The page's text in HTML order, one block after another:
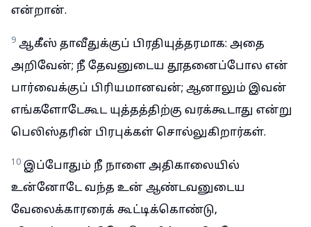
என்றான்.
9 ஆகீஸ் தாவீதுக்குப் பிரதியுத்தரமாக: அதை
அறிவேன்; நீ தேவனுடைய தூதனைப்போல என்
பார்வைக்குப் பிரியமானவன்; ஆனாலும் இவன்
எங்களோடேகூட யுத்தத்திற்கு வரக்கூடாது என்று
பெலிஸ்தரின் பிரபுக்கள் சொல்லுகிறார்கள்.
10 இப்போதும் நீ நாளை அதிகாலையில்
உன்னோடே வந்த உன் ஆண்டவனுடைய
வேலைக்காரரைக் கூட்டிக்கொண்டு,